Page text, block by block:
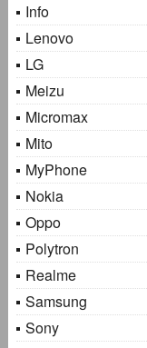
Info
Lenovo
LG
Meizu
Micromax
Mito
MyPhone
Nokia
Oppo
Polytron
Realme
Samsung
Sony